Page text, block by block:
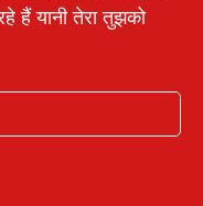
हैं यानी तेरा तुझको